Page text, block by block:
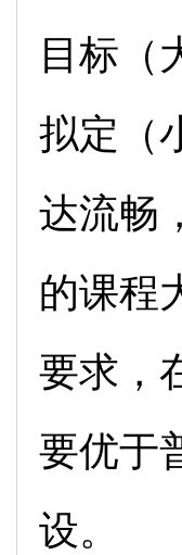
目标（
拟定（
达流畅
的课程
要求，
要优于
设。